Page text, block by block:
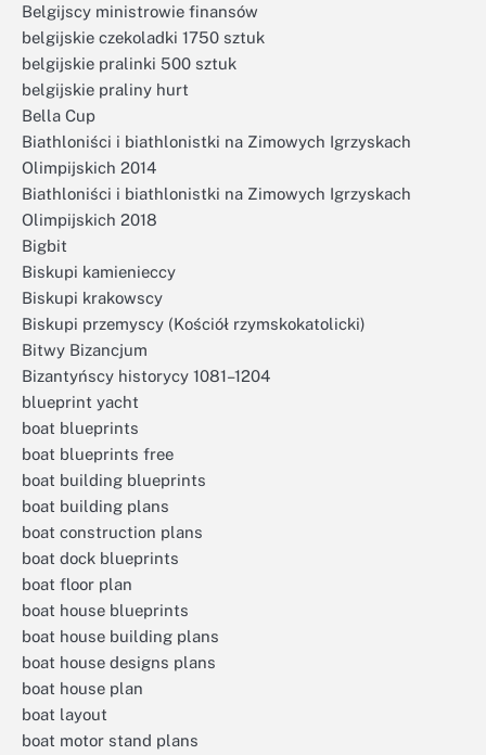
Belgijscy ministrowie finansów
belgijskie czekoladki 1750 sztuk
belgijskie pralinki 500 sztuk
belgijskie praliny hurt
Bella Cup
Biathloniści i biathlonistki na Zimowych Igrzyskach
Olimpijskich 2014
Biathloniści i biathlonistki na Zimowych Igrzyskach
Olimpijskich 2018
Bigbit
Biskupi kamienieccy
Biskupi krakowscy
Biskupi przemyscy (Kościół rzymskokatolicki)
Bitwy Bizancjum
Bizantyńscy historycy 1081–1204
blueprint yacht
boat blueprints
boat blueprints free
boat building blueprints
boat building plans
boat construction plans
boat dock blueprints
boat floor plan
boat house blueprints
boat house building plans
boat house designs plans
boat house plan
boat layout
boat motor stand plans